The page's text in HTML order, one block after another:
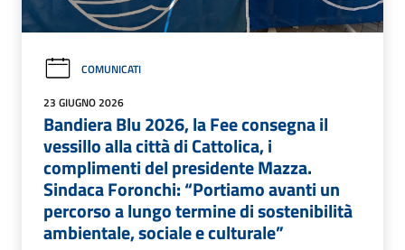
COMUNICATI
23 GIUGNO 2026
Bandiera Blu 2026, la Fee consegna il
vessillo alla città di Cattolica, i
complimenti del presidente Mazza.
Sindaca Foronchi: “Portiamo avanti un
percorso a lungo termine di sostenibilità
ambientale, sociale e culturale”